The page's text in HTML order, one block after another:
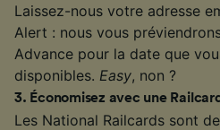
Laissez-nous votre adresse
Alert : nous vous
Advance pour la date que
disponibles. Easy, non ?
3. Économisez avec une Railcard
Les National Railcards sont